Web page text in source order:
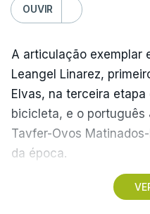
OUVIR
A articulação exemplar
Leangel Linarez,
Elvas, na terceira etapa
bicicleta, e o português
Tavfer-Ovos
da época.
Discreta nas chegadas